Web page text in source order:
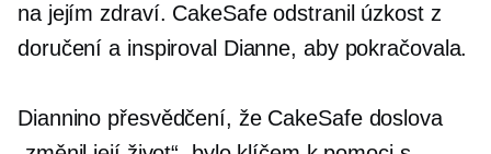
na jejím zdraví. CakeSafe odstranil úzkost z
doručení a inspiroval Dianne, aby pokračovala.
Diannino přesvědčení, že CakeSafe doslova